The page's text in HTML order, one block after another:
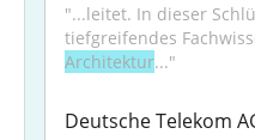
"...leitet. In dieser
Architektur..."
Deutsche Telekom